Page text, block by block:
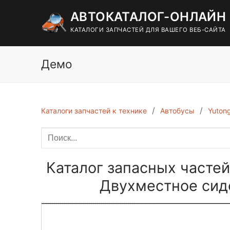
содержимому
АВТОКАТАЛОГ-ОНЛАЙН
КАТАЛОГИ ЗАПЧАСТЕЙ ДЛЯ ВАШЕГО ВЕБ-САЙТА
Демо
Каталоги запчастей к технике Автобусы
Каталог запасных
Двухместное